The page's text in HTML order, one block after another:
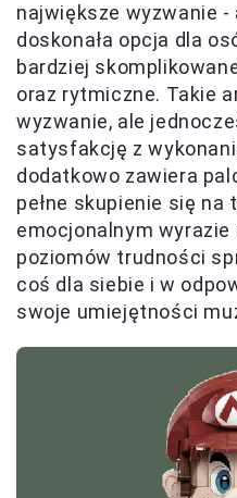
największe wyzwanie -
doskonała opcja dla
bardziej
oraz rytmiczne. Takie
wyzwanie, ale
satysfakcję z
dodatkowo zawiera
pełne skupienie się na
emocjonalnym wyrazie
poziomów trudności
coś dla siebie i w
swoje umiejętności